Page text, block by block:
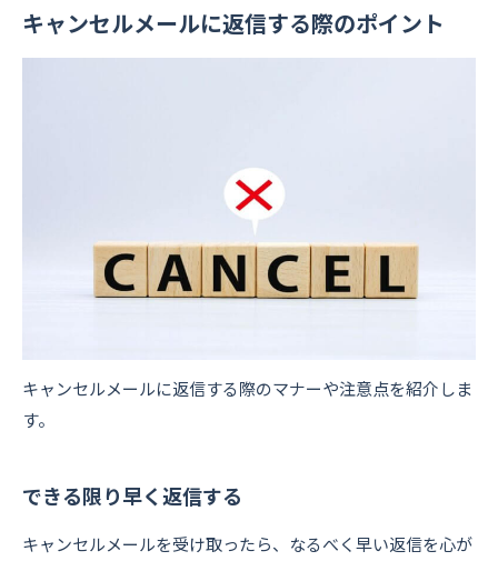
キャンセルメールに返信する際のポイント
キャンセルメールに返信する際のマナーや注意点を紹介しま
す。
できる限り早く返信する
キャンセルメールを受け取ったら、なるべく早い返信を心が